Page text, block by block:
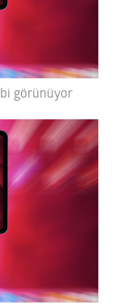
görünüyor